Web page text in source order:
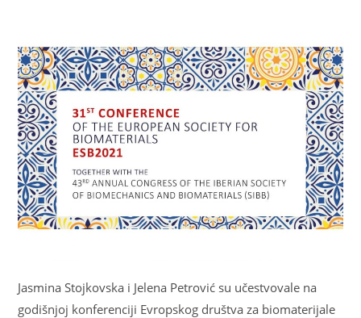
Jasmina Stojkovska i Jelena Petrović su učestvovale na
godišnjoj konferenciji Evropskog društva za biomaterijale